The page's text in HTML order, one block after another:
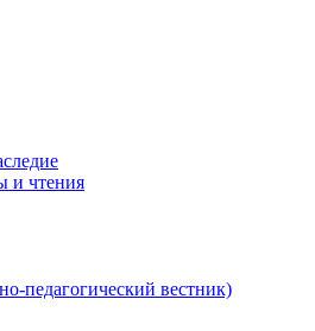
и чтения
педагогический вестник)